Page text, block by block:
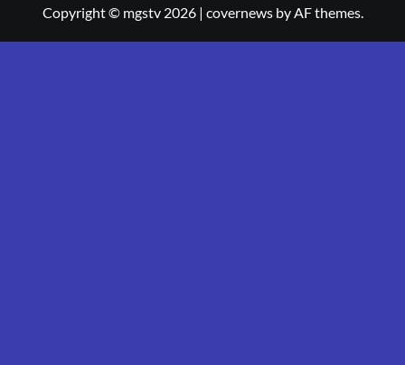
Copyright © mgstv 2026 | covernewsby AF themes.